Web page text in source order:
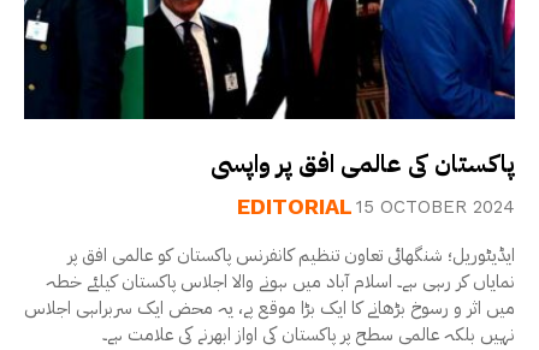
پاکستان کی عالمی افق پر واپسی
EDITORIAL 15 OCTOBER 2024
ایڈیٹوریل؛ شنگھائی تعاون تنظیم کانفرنس پاکستان کو عالمی افق پر
نمایاں کر رہی ہے۔ اسلام آباد میں ہونے والا اجلاس پاکستان کیلئے خطہ
میں اثر و رسوخ بڑھانے کا ایک بڑا موقع پے، یہ محض ایک سربراہی اجلاس
نہیں بلکہ عالمی سطح پر پاکستان کی اواز ابھرنے کی علامت ہے۔